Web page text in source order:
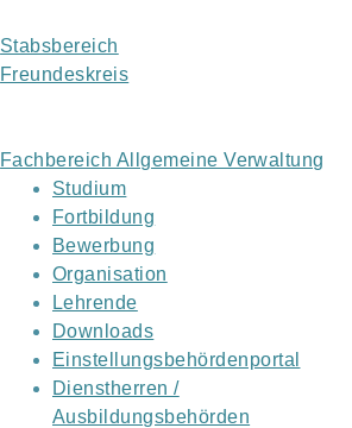
Stabsbereich
Freundeskreis
Fachbereich Allgemeine Verwaltung
Studium
Fortbildung
Bewerbung
Organisation
Lehrende
Downloads
Einstellungsbehördenportal
Dienstherren /
Ausbildungsbehörden